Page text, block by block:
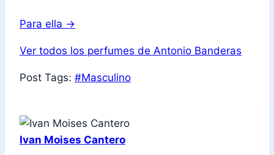
Para ella →
Ver todos los perfumes de Antonio Banderas
Post Tags: #Masculino
Ivan Moises Cantero